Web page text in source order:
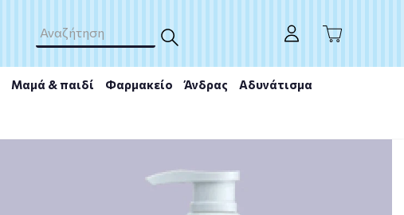
Μαμά & παιδί Φαρμακείο Άνδρας Αδυνάτισμα